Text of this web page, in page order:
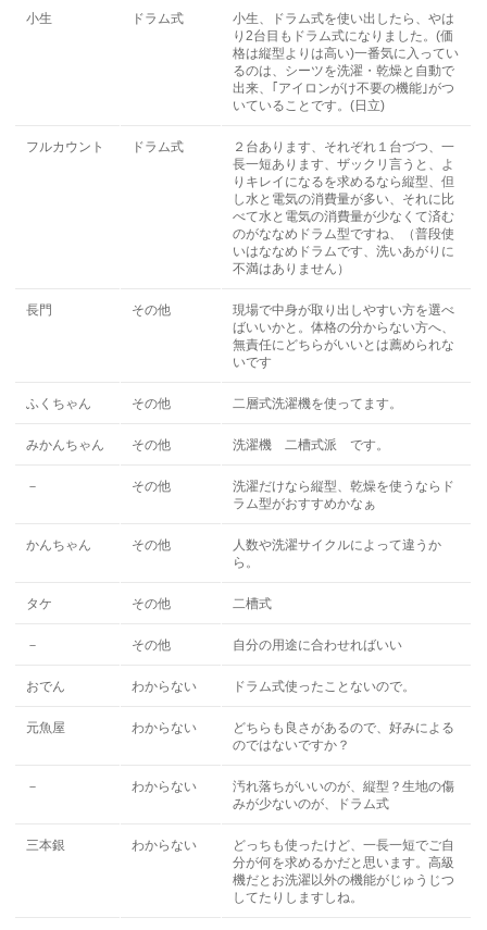
小生 ドラム式
小生、ドラム式を使い出したら、やは
り2台目もドラム式になりました。(価
格は縦型よりは高い)一番気に入ってい
るのは、シーツを洗濯・乾燥と自動で
出来、｢アイロンがけ不要の機能｣がつ
いていることです。(日立)
フルカウント ドラム式
２台あります、それぞれ１台づつ、一
長一短あります、ザックリ言うと、よ
りキレイになるを求めるなら縦型、但
し水と電気の消費量が多い、それに比
べて水と電気の消費量が少なくて済む
のがななめドラム型ですね、（普段使
いはななめドラムです、洗いあがりに
不満はありません）
長門 その他
現場で中身が取り出しやすい方を選べ
ばいいかと。体格の分からない方へ、
無責任にどちらがいいとは薦められな
いです
ふくちゃん その他 二層式洗濯機を使ってます。
みかんちゃん その他 洗濯機 二槽式派 です。
－ その他
洗濯だけなら縦型、乾燥を使うならド
ラム型がおすすめかなぁ
かんちゃん その他
人数や洗濯サイクルによって違うか
ら。
タケ その他 二槽式
－ その他 自分の用途に合わせればいい
おでん わからない ドラム式使ったことないので。
元魚屋 わからない
どちらも良さがあるので、好みによる
のではないですか？
－ わからない
汚れ落ちがいいのが、縦型？生地の傷
みが少ないのが、ドラム式
三本銀 わからない
どっちも使ったけど、一長一短でご自
分が何を求めるかだと思います。高級
機だとお洗濯以外の機能がじゅうじつ
してたりしますしね。